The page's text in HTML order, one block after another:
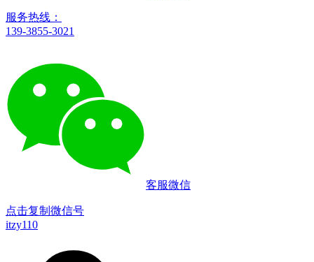
服务热线：
139-3855-3021
客服微信
点击复制微信号
itzy110